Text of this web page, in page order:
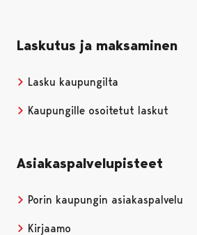
Laskutus ja maksaminen
Lasku kaupungilta
Kaupungille osoitetut laskut
Asiakaspalvelupisteet
Porin kaupungin asiakaspalvelu
Kirjaamo